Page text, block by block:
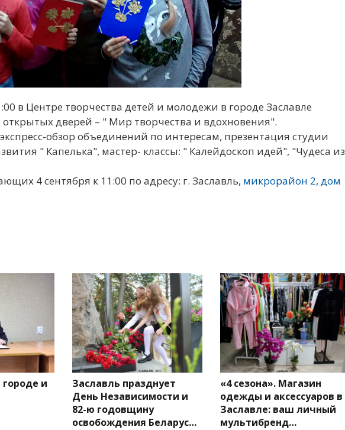
в Центре творчества детей и молодежи в городе Заславле
открытых дверей – " Мир творчества и вдохновения".
обзор объединений по интересам, презентация студии
" Капелька", мастер- классы: " Калейдоскоп идей", "Чудеса из
4 сентября к 11:00 по адресу: г. Заславль, микрорайон 2, дом
городе и
Заславль празднует
День Независимости и
82-ю годовщину
освобождения Беларус…
«4 сезона». Магазин
одежды и аксессуаров в
Заславле: ваш личный
мультибренд…